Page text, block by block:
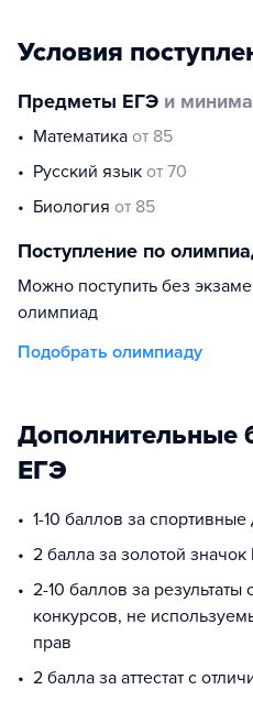
Условия
Предметы ЕГЭ и
математика от 85
русский язык от 70
биология от 85
Поступление по
Можно поступить без
олимпиад
Подобрать олимпиаду
Дополнительные
ЕГЭ
1-10 баллов за
2 балла за золотой
2-10 баллов за
конкурсов, не
прав
2 балла за аттестат с